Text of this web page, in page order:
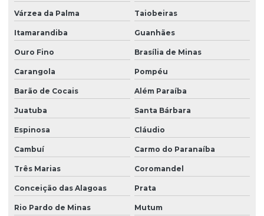
Trilhos de rolamento para pontes rolantes
Venda de peças para pontes rolantes
Venda de talha cabo de aço
Venda de talha elétrica
Venda de talha elétrica de grau alimentício
Venda de talha elétrica para usina hidrelétrica
Várzea da Palma Taiobeiras
Itamarandiba Guanhães
Ouro Fino Brasília de Minas
Carangola Pompéu
Barão de Cocais Além Paraíba
Juatuba Santa Bárbara
Espinosa Cláudio
Cambuí Carmo do Paranaíba
Três Marias Coromandel
Conceição das Alagoas Prata
Rio Pardo de Minas Mutum